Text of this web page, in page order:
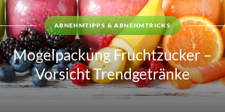
ABNEHMTIPPS & ABNEHMTRICKS
Mogelpackung Fruchtzucker –
Vorsicht Trendgetränke